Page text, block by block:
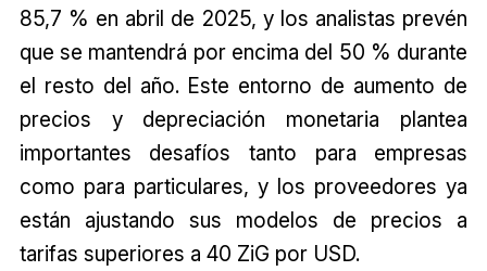
85,7 % en abril de 2025, y los analistas prevén
que se mantendrá por encima del 50 % durante
el resto del año. Este entorno de aumento de
precios y depreciación monetaria plantea
importantes desafíos tanto para empresas
como para particulares, y los proveedores ya
están ajustando sus modelos de precios a
tarifas superiores a 40 ZiG por USD.